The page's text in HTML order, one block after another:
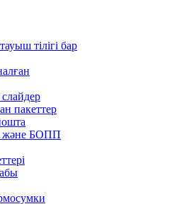
тілігі бар
пакеттер
және БОПП